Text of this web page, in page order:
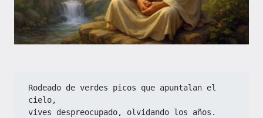
Rodeado de verdes picos que apuntalan el
cielo,
vives despreocupado, olvidando los años.